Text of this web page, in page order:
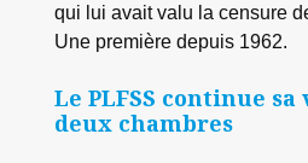
qui lui avait valu la censure
Une première depuis 1962.
Le PLFSS continue
deux chambres